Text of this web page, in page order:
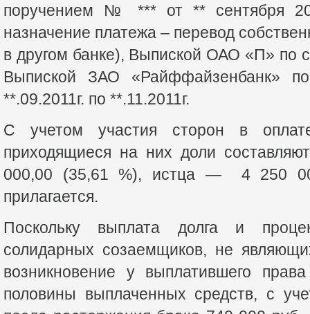
поручением № *** от ** сентября
назначение платежа – перевод
в другом банке), Выпиской ОАО «П» по
Выпиской ЗАО «Райффайзенбанк»
**.09.2011г. по **.11.2011г.
С учетом участия сторон в
приходящиеся на них доли
000,00 (35,61 %), истца — 4 250
прилагается.
Поскольку выплата долга и
солидарных созаемщиков, не
возникновение у выплатившего
половины выплаченных средств, с